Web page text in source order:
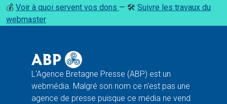
💰 Voir à quoi servent vos dons — 🛠️ Suivre les travaux du
webmaster
L'Agence Bretagne Presse (ABP) est un
webmédia. Malgré son nom ce n'est pas une
agence de presse puisque ce média ne vend